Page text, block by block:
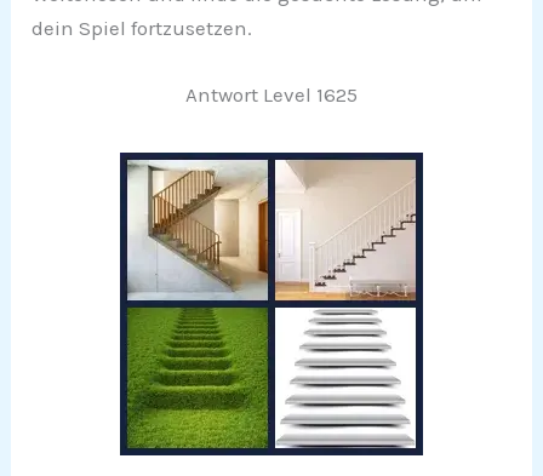
dein Spiel fortzusetzen.
Antwort Level 1625